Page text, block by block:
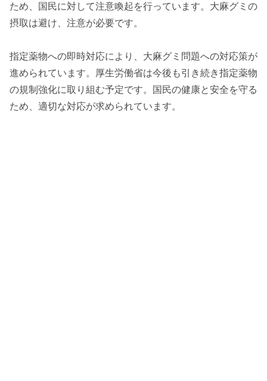
ため、国民に対して注意喚起を行っています。大麻グミの
摂取は避け、注意が必要です。
指定薬物への即時対応により、大麻グミ問題への対応策が
進められています。厚生労働省は今後も引き続き指定薬物
の規制強化に取り組む予定です。国民の健康と安全を守る
ため、適切な対応が求められています。